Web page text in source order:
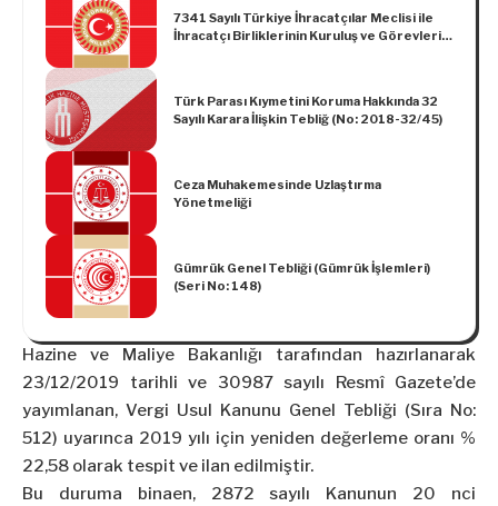
7341 Sayılı Türkiye İhracatçılar Meclisi ile
İhracatçı Birliklerinin Kuruluş ve Görevleri
Türk Parası Kıymetini Koruma Hakkında 32
Sayılı Karara İlişkin Tebliğ (No: 2018-32/45)
Ceza Muhakemesinde Uzlaştırma
Yönetmeliği
Gümrük Genel Tebliği (Gümrük İşlemleri)
(Seri No: 148)
Hazine ve Maliye Bakanlığı tarafından hazırlanarak
23/12/2019 tarihli ve 30987 sayılı Resmî Gazete’de
yayımlanan, Vergi Usul Kanunu Genel Tebliği (Sıra No:
512) uyarınca 2019 yılı için yeniden değerleme oranı %
22,58 olarak tespit ve ilan edilmiştir.
Bu duruma binaen, 2872 sayılı Kanunun 20 nci